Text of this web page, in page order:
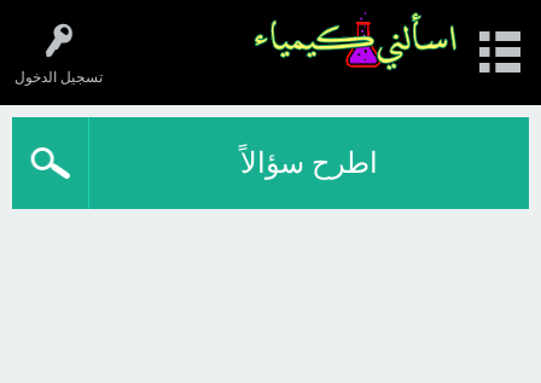
تسجيل الدخول
اطرح سؤالاً